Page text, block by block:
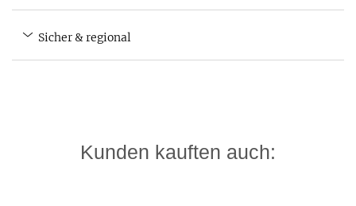
Sicher & regional
Kunden kauften auch: